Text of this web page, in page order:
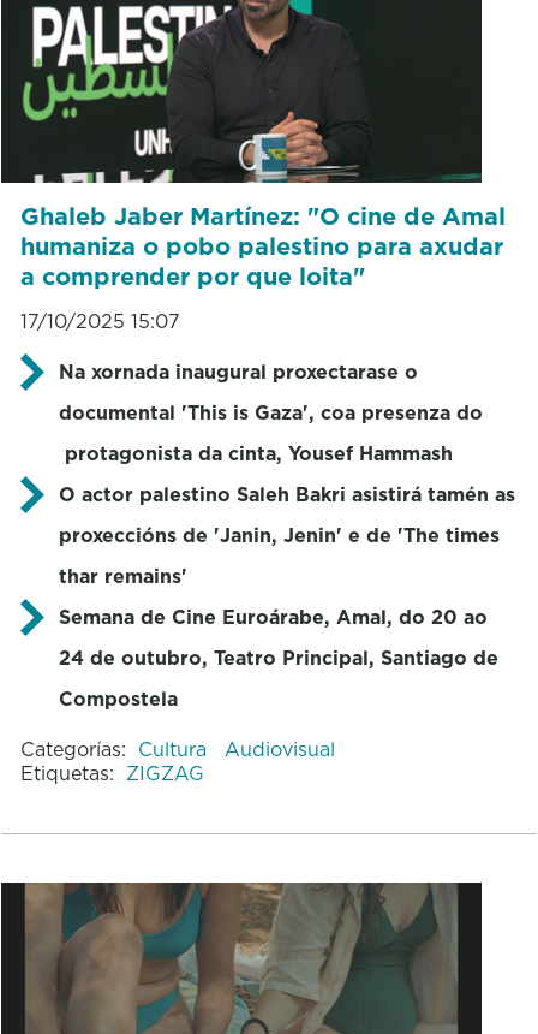
Ghaleb Jaber Martínez: "O cine de Amal
humaniza o pobo palestino para axudar
a comprender por que loita"
17/10/2025 15:07
Na xornada inaugural proxectarase o
documental 'This is Gaza', coa presenza do
protagonista da cinta, Yousef Hammash
O actor palestino Saleh Bakri asistirá tamén as
proxeccións de 'Janin, Jenin' e de 'The times
thar remains'
Semana de Cine Euroárabe, Amal, do 20 ao
24 de outubro, Teatro Principal, Santiago de
Compostela
Categorías: Cultura
Audiovisual
Etiquetas: ZIGZAG